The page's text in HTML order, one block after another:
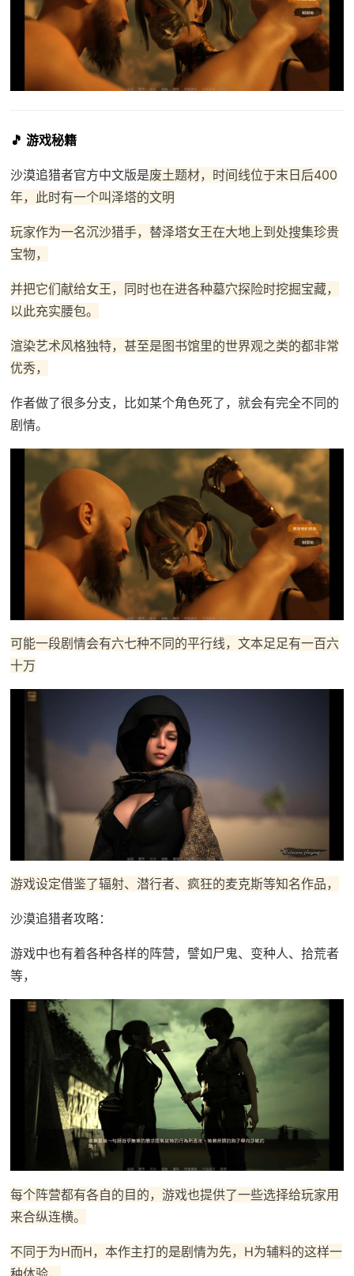
🎵 游戏秘籍
沙漠追猎者官方中文版是废土题材，时间线位于末日后400
年，此时有一个叫泽塔的文明
玩家作为一名沉沙猎手，替泽塔女王在大地上到处搜集珍贵
宝物，
并把它们献给女王，同时也在进各种墓穴探险时挖掘宝藏，
以此充实腰包。
渲染艺术风格独特，甚至是图书馆里的世界观之类的都非常
优秀，
作者做了很多分支，比如某个角色死了，就会有完全不同的
剧情。
可能一段剧情会有六七种不同的平行线，文本足足有一百六
十万
游戏设定借鉴了辐射、潜行者、疯狂的麦克斯等知名作品，
沙漠追猎者攻略：
游戏中也有着各种各样的阵营，譬如尸鬼、变种人、拾荒者
等，
每个阵营都有各自的目的，游戏也提供了一些选择给玩家用
来合纵连横。
不同于为H而H，本作主打的是剧情为先，H为辅料的这样一